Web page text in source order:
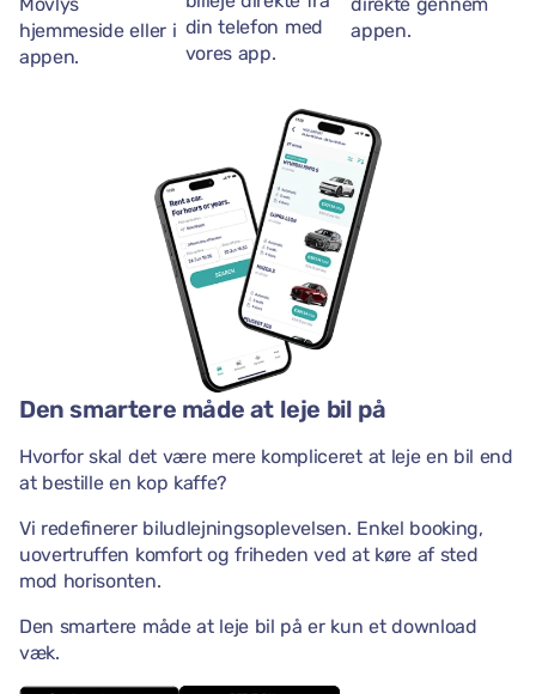
hjemmeside eller i
appen.
din telefon med
vores app.
appen.
Den smartere måde at leje bil på
Hvorfor skal det være mere kompliceret at leje en bil end
at bestille en kop kaffe?
Vi redefinerer biludlejningsoplevelsen. Enkel booking,
uovertruffen komfort og friheden ved at køre af sted
mod horisonten.
Den smartere måde at leje bil på er kun et download
væk.